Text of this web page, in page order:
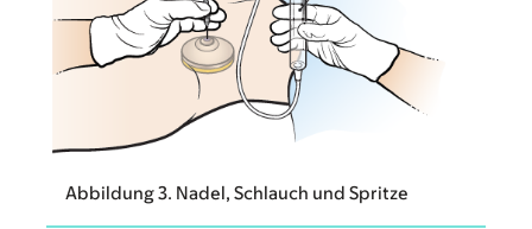
Abbildung 3. Nadel, Schlauch und Spritze